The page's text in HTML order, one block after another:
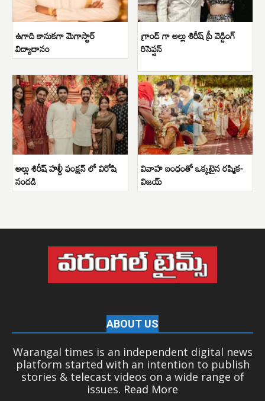
ఉగాది కానుకగా మెగాస్టార్
విద్యాదానం
గ్రాండ్ గా అల్లు శిరీష్ ప్రీ వెడ్డింగ్
రిసెప్షన్
అల్లు శిరీష్ హల్దీ ఫంక్షన్ లో విరోషి
సందడి
వివాహ బంధంతో ఒక్కటైన రష్మిక-
విజయ్
ABOUT US
Warangal times is an independent digital news
platform started with an intention to publish
stories & telecast videos on a wide range of
issues. Read More